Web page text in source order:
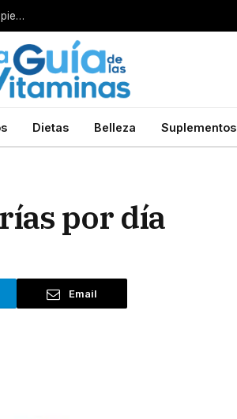
Por esta razón encarcelan a un cirujano después de amputarse ambas piernas
Dietas Belleza Suplementos
por día
Email